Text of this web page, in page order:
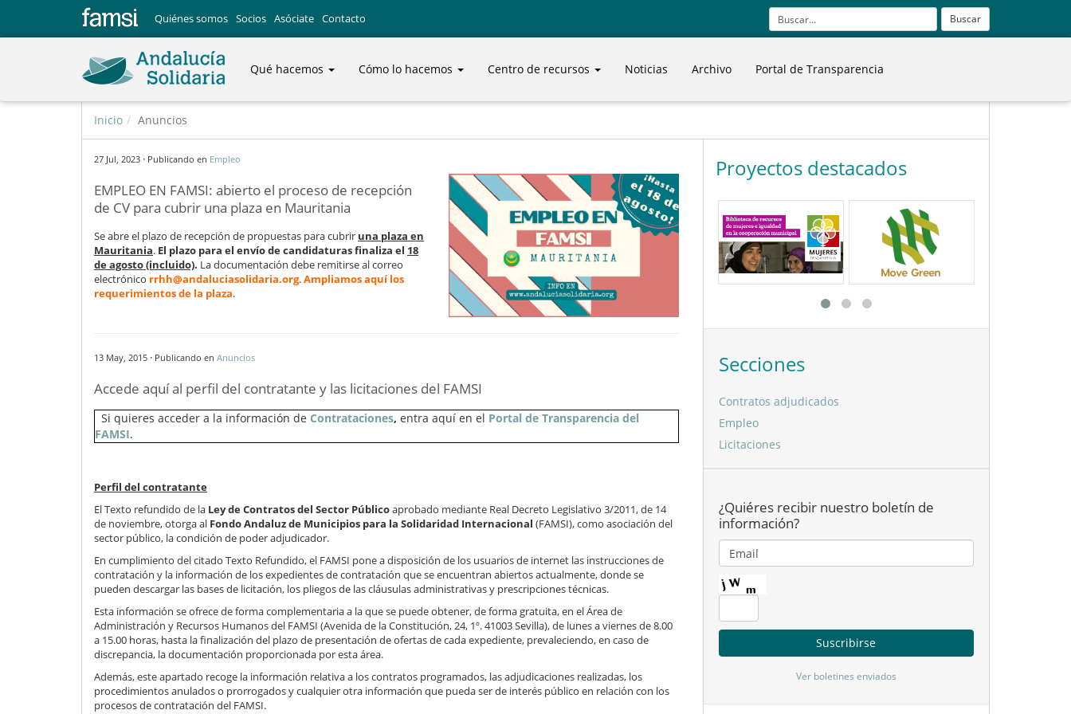
Quiénes somos Socios Asóciate Contacto Buscar
Qué hacemos Cómo lo hacemos Centro de recursos Noticias Archivo Portal de Transparencia
Inicio Anuncios
27 Jul, 2023 · Publicando en Empleo
EMPLEO EN FAMSI: abierto el proceso de recepción
de CV para cubrir una plaza en Mauritania
Se abre el plazo de recepción de propuestas para cubrir una plaza en
Mauritania. El plazo para el envío de candidaturas finaliza el 18
de agosto (incluido). La documentación debe remitirse al correo
electrónico rrhh@andaluciasolidaria.org.Ampliamos aquí los
requerimientos de la plaza.
13 May, 2015 · Publicando en Anuncios
Accede aquí al perfil del contratante y las licitaciones del FAMSI
Si quieres acceder a la información de Contrataciones, entra aquí en el Portal de Transparencia del
FAMSI.
Perfil del contratante
El Texto refundido de la Ley de Contratos del Sector Públicoaprobado mediante Real Decreto Legislativo 3/2011, de 14
de noviembre, otorga al Fondo Andaluz de Municipios para la Solidaridad Internacional (FAMSI), como asociación del
sector público, la condición de poder adjudicador.
En cumplimiento del citado Texto Refundido, el FAMSI pone a disposición de los usuarios de internet las instrucciones de
contratación y la información de los expedientes de contratación que se encuentran abiertos actualmente, donde se
pueden descargar las bases de licitación, los pliegos de las cláusulas administrativas y prescripciones técnicas.
Esta información se ofrece de forma complementaria a la que se puede obtener, de forma gratuita, en el Área de
Administración y Recursos Humanos del FAMSI (Avenida de la Constitución, 24, 1º. 41003 Sevilla), de lunes a viernes de 8.00
a 15.00 horas, hasta la finalización del plazo de presentación de ofertas de cada expediente, prevaleciendo, en caso de
discrepancia, la documentación proporcionada por esta área.
Además, este apartado recoge la información relativa a los contratos programados, las adjudicaciones realizadas, los
procedimientos anulados o prorrogados y cualquier otra información que pueda ser de interés público en relación con los
procesos de contratación del FAMSI.
Proyectos destacados
Secciones
Contratos adjudicados
Empleo
Licitaciones
¿Quiéres recibir nuestro boletín de
información?
Ver boletines enviados